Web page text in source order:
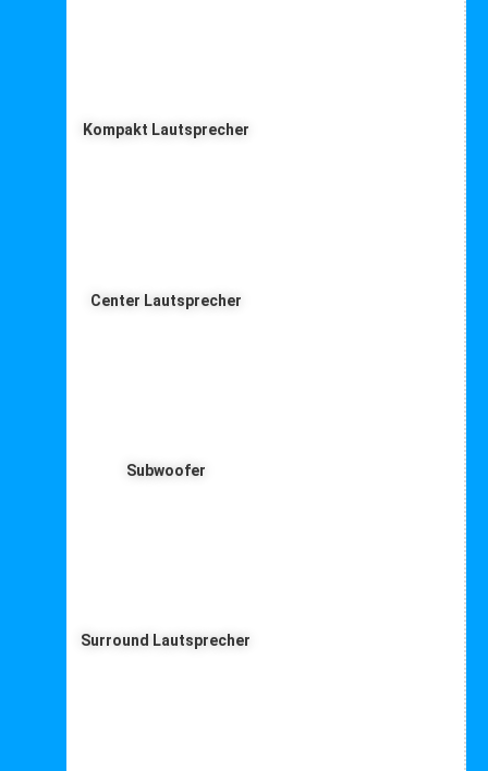
Kompakt Lautsprecher
Center Lautsprecher
Subwoofer
Surround Lautsprecher